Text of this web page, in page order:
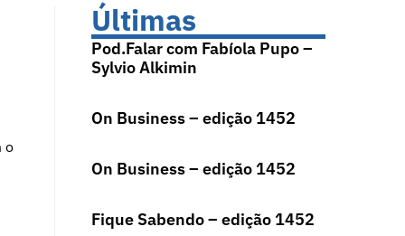
o
Últimas
Pod.Falar com Fabíola Pupo –
Sylvio Alkimin
On Business – edição 1452
On Business – edição 1452
Fique Sabendo – edição 1452